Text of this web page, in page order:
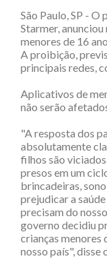
São Paulo, SP -
Starmer,
menores de 16
A proibição,
principais redes,
Aplicativos de
não serão
"A resposta dos
absolutamente
filhos são
presos em um
brincadeiras,
prejudicar a
precisam do
governo decidiu
crianças menores
nosso país",